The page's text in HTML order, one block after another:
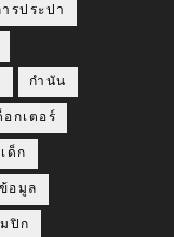
ารประปา
กำนัน
กเตอร์
ด็ก
ข้อมูล
ปิก